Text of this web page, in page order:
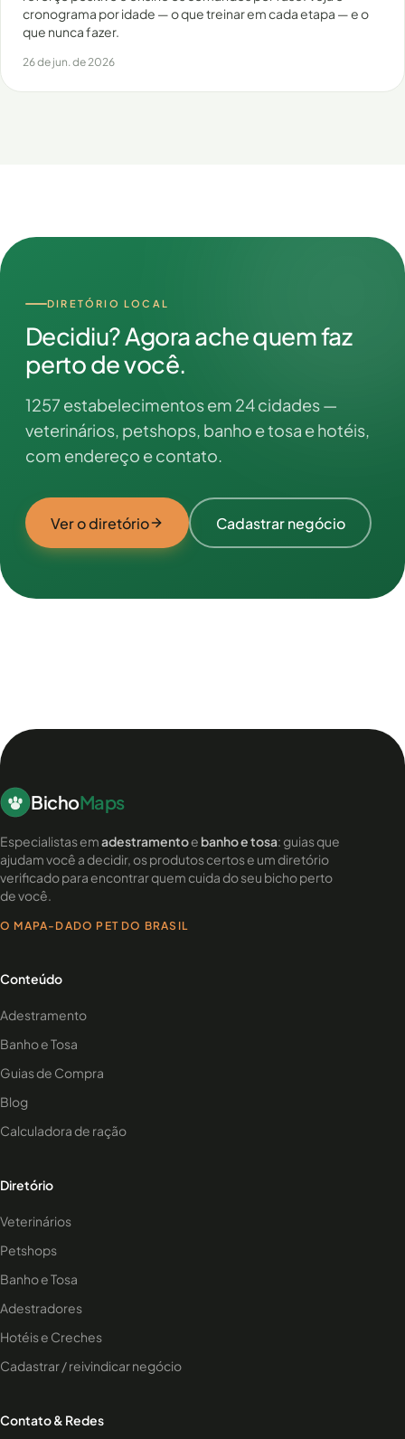
cronograma por idade — o que treinar em cada etapa — e o
que nunca fazer.
26 de jun. de 2026
DIRETÓRIO LOCAL
Decidiu? Agora ache quem faz
perto de você.
1257 estabelecimentos em 24 cidades —
veterinários, petshops, banho e tosa e hotéis,
com endereço e contato.
Ver o diretório Cadastrar negócio
BichoMaps
Especialistas emadestramentoe banho e tosa: guias que
ajudam você a decidir, os produtos certos e um diretório
verificado para encontrar quem cuida do seu bicho perto
de você.
O MAPA-DADO PET DO BRASIL
Conteúdo
Adestramento
Banho e Tosa
Guias de Compra
Blog
Calculadora de ração
Diretório
Veterinários
Petshops
Banho e Tosa
Adestradores
Hotéis e Creches
Cadastrar / reivindicar negócio
Contato & Redes